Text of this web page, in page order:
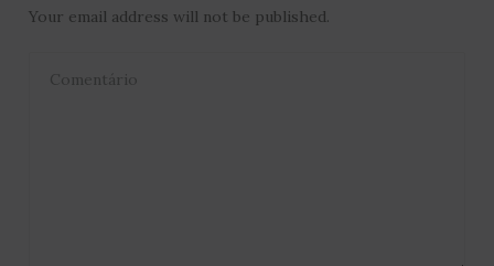
Your email address will not be published.